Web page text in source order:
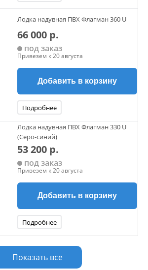
Лодка надувная ПВХ Флагман 360 U
66 000 р.
под заказ
Привезем к 20 августа
Добавить в корзину
Подробнее
Лодка надувная ПВХ Флагман 330 U
(Серо-синий)
53 200 р.
под заказ
Привезем к 20 августа
Добавить в корзину
Подробнее
Показать все